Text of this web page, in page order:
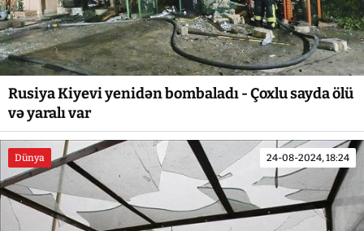
Rusiya Kiyevi yenidən bombaladı - Çoxlu sayda ölü
və yaralı var
Dünya 24-08-2024, 18:24